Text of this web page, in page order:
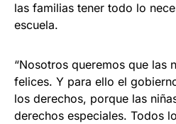
las familias tener todo lo
escuela.
“Nosotros queremos que las
felices. Y para ello el
los derechos, porque las
derechos especiales. Todos